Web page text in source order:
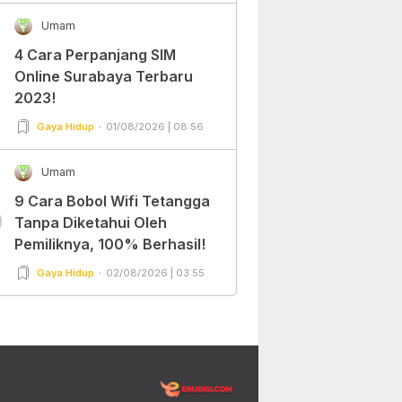
Umam
4 Cara Perpanjang SIM
Online Surabaya Terbaru
2023!
Gaya Hidup 01/08/2026 | 08:56
Umam
9 Cara Bobol Wifi Tetangga
Tanpa Diketahui Oleh
Pemiliknya, 100% Berhasil!
Gaya Hidup 02/08/2026 | 03:55